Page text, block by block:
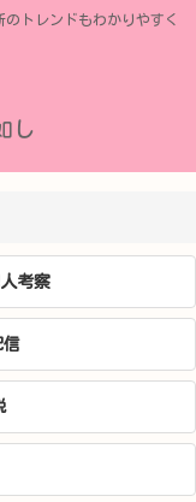
トレンドもわかりやすく
し
考察
信